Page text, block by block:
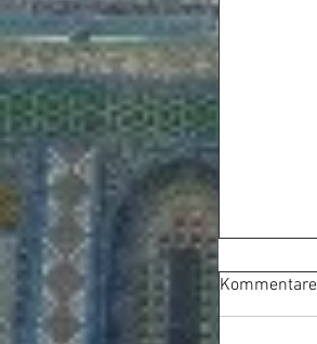
Kommentare